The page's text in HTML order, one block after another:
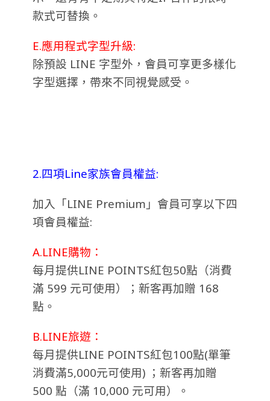
款式可替換。
E.應用程式字型升級:
除預設 LINE 字型外，會員可享更多樣化
字型選擇，帶來不同視覺感受。
2.四項Line家族會員權益:
加入「LINE Premium」會員可享以下四
項會員權益:
A.LINE購物：
每月提供LINE POINTS紅包50點（消費
滿 599 元可使用）；新客再加贈 168
點。
B.LINE旅遊：
每月提供LINE POINTS紅包100點(單筆
消費滿5,000元可使用) ；新客再加贈
500 點（滿 10,000 元可用）。